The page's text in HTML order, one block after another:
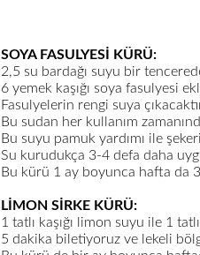
SOYA FASULYESİ KÜRÜ:
2,5 su bardağı suyu bir
6 yemek kaşığı soya fasulyesi
Fasulyelerin rengi suya
Bu sudan her kullanım
Bu suyu pamuk yardımı ile
Su kurudukça 3-4 defa daha
Bu kürü 1 ay boyunca hafta da
LİMON SİRKE KÜRÜ:
1 tatlı kaşığı limon suyu ile 1
5 dakika biletiyoruz ve lekeli